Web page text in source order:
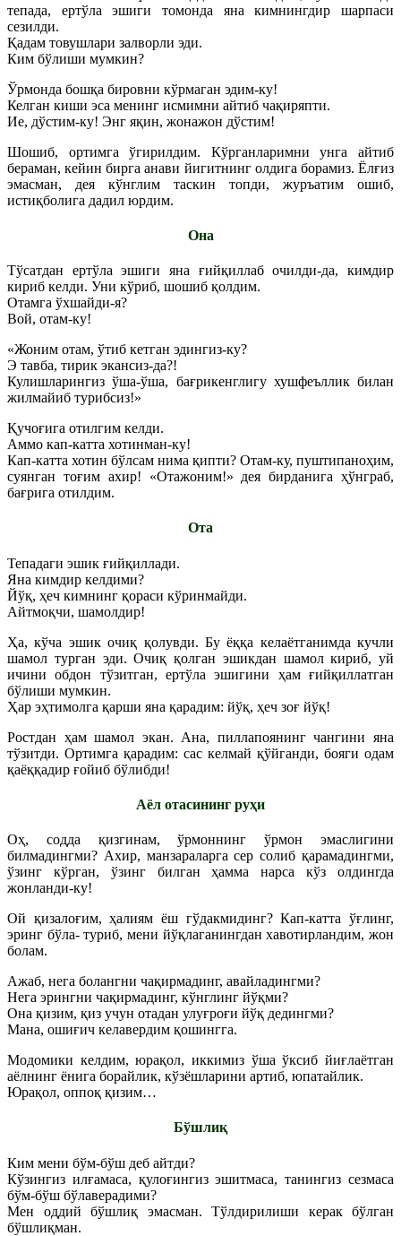
тепада, ертўла эшиги томонда яна кимнингдир шарпаси
сезилди.
Қадам товушлари залворли эди.
Ким бўлиши мумкин?
Ўрмонда бошқа бировни кўрмаган эдим-ку!
Келган киши эса менинг исмимни айтиб чақиряпти.
Ие, дўстим-ку! Энг яқин, жонажон дўстим!
Шошиб, ортимга ўгирилдим. Кўрганларимни унга айтиб
бераман, кейин бирга анави йигитнинг олдига борамиз. Ёлғиз
эмасман, дея кўнглим таскин топди, журъатим ошиб,
истиқболига дадил юрдим.
Она
Тўсатдан ертўла эшиги яна ғийқиллаб очилди-да, кимдир
кириб келди. Уни кўриб, шошиб қолдим.
Отамга ўхшайди-я?
Вой, отам-ку!
«Жоним отам, ўтиб кетган эдингиз-ку?
Э тавба, тирик экансиз-да?!
Кулишларингиз ўша-ўша, бағрикенглигу хушфеъллик билан
жилмайиб турибсиз!»
Қучоғига отилгим келди.
Аммо кап-катта хотинман-ку!
Кап-катта хотин бўлсам нима қипти? Отам-ку, пуштипаноҳим,
суянган тоғим ахир! «Отажоним!» дея бирданига ҳўнграб,
бағрига отилдим.
Ота
Тепадаги эшик ғийқиллади.
Яна кимдир келдими?
Йўқ, ҳеч кимнинг қораси кўринмайди.
Айтмоқчи, шамолдир!
Ҳа, кўча эшик очиқ қолувди. Бу ёққа келаётганимда кучли
шамол турган эди. Очиқ қолган эшикдан шамол кириб, уй
ичини обдон тўзитган, ертўла эшигини ҳам ғийқиллатган
бўлиши мумкин.
Ҳар эҳтимолга қарши яна қарадим: йўқ, ҳеч зоғ йўқ!
Ростдан ҳам шамол экан. Ана, пиллапоянинг чангини яна
тўзитди. Ортимга қарадим: сас келмай қўйганди, бояги одам
қаёққадир ғойиб бўлибди!
Аёл отасининг руҳи
Оҳ, содда қизгинам, ўрмоннинг ўрмон эмаслигини
билмадингми? Ахир, манзараларга сер солиб қарамадингми,
ўзинг кўрган, ўзинг билган ҳамма нарса кўз олдингда
жонланди-ку!
Ой қизалоғим, ҳалиям ёш гўдакмидинг? Кап-катта ўғлинг,
эринг бўла- туриб, мени йўқлаганингдан хавотирландим, жон
болам.
Ажаб, нега болангни чақирмадинг, авайладингми?
Нега эрингни чақирмадинг, кўнглинг йўқми?
Она қизим, қиз учун отадан улуғроғи йўқ дедингми?
Мана, ошиғич келавердим қошингга.
Модомики келдим, юрақол, иккимиз ўша ўксиб йиғлаётган
аёлнинг ёнига борайлик, кўзёшларини артиб, юпатайлик.
Юрақол, оппоқ қизим…
Бўшлиқ
Ким мени бўм-бўш деб айтди?
Кўзингиз илғамаса, қулоғингиз эшитмаса, танингиз сезмаса
бўм-бўш бўлаверадими?
Мен оддий бўшлиқ эмасман. Тўлдирилиши керак бўлган
бўшлиқман.